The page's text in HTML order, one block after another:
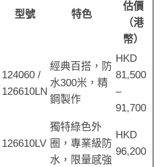
型號 特色
估價
（港
幣）
124060 /
126610LN
經典百搭，防
水300米，精
鋼製作
HKD
81,500
–
91,700
126610LV
獨特綠色外
圈，專業級防
水，限量感強
HKD
96,200